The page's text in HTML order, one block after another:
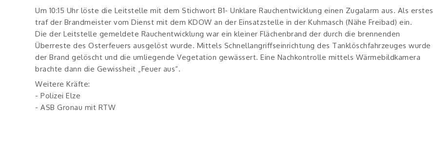
Um 10:15 Uhr löste die Leitstelle mit dem Stichwort B1- Unklare Rauchentwicklung einen Zugalarm aus. Als erstes
traf der Brandmeister vom Dienst mit dem KDOW an der Einsatzstelle in der Kuhmasch (Nähe Freibad) ein.
Die der Leitstelle gemeldete Rauchentwicklung war ein kleiner Flächenbrand der durch die brennenden
Überreste des Osterfeuers ausgelöst wurde. Mittels Schnellangriffseinrichtung des Tanklöschfahrzeuges wurde
der Brand gelöscht und die umliegende Vegetation gewässert. Eine Nachkontrolle mittels Wärmebildkamera
brachte dann die Gewissheit „Feuer aus“.
Weitere Kräfte:
- Polizei Elze
- ASB Gronau mit RTW